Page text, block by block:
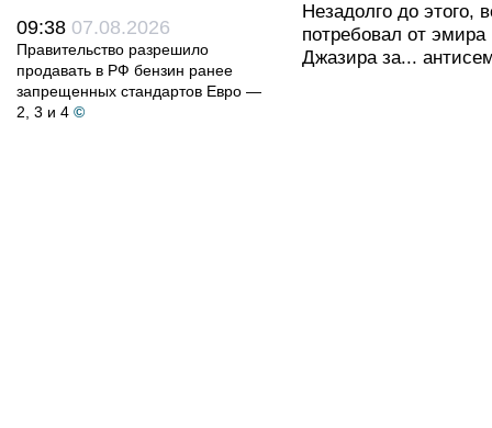
09:38 07.08.2026
Правительство разрешило
продавать в РФ бензин ранее
запрещенных стандартов Евро —
2, 3 и 4 ©
Незадолго до
потребовал от эмира
Джазира за...